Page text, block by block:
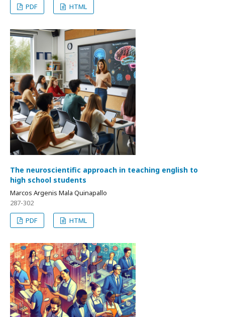
PDF HTML
The neuroscientific approach in teaching english to
high school students
Marcos Argenis Mala Quinapallo
287-302
PDF
HTML